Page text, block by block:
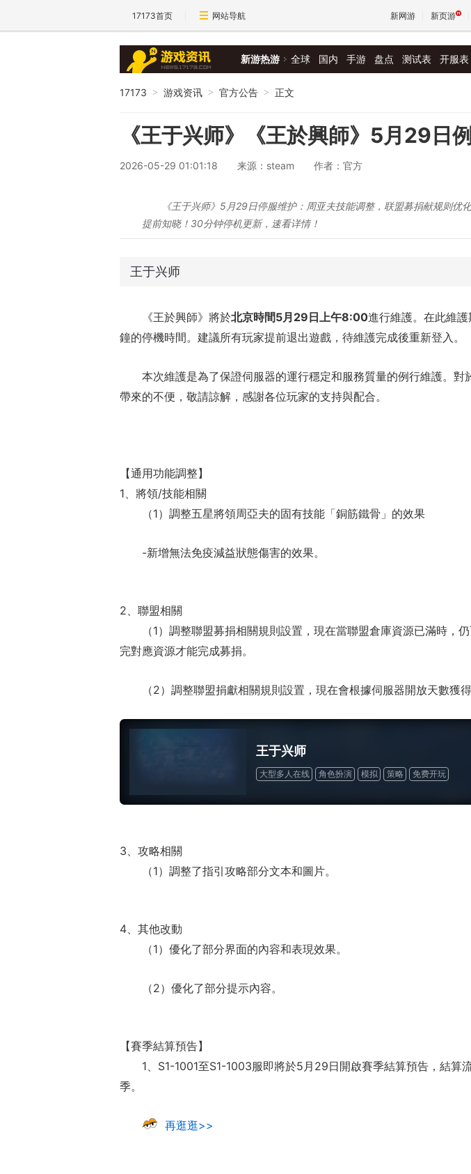
17173首页 网站导航 新网游 新页游
新游热游 全球 国内 手游 盘点 测试表 开服表
17173 > 游戏资讯 > 官方公告 > 正文
《王于兴师》《王於興師》5月29日
2026-05-29 01:01:18 来源：steam 作者：官方
《王于兴师》5月29日停服维护：周亚夫技能调整，联盟募捐献规则优
提前知晓！30分钟停机更新，速看详情！
王于兴师
《王於興師》將於北京時間5月29日上午8:00進行維護。在此維
鐘的停機時間。建議所有玩家提前退出遊戲，待維護完成後重新登入。
本次維護是為了保證伺服器的運行穩定和服務質量的例行維護。對
帶來的不便，敬請諒解，感謝各位玩家的支持與配合。
【通用功能調整】
1、將領/技能相關
（1）調整五星將領周亞夫的固有技能「銅筋鐵骨」的效果
-新增無法免疫減益狀態傷害的效果。
2、聯盟相關
（1）調整聯盟募捐相關規則設置，現在當聯盟倉庫資源已滿時，
完對應資源才能完成募捐。
（2）調整聯盟捐獻相關規則設置，現在會根據伺服器開放天數獲
王于兴师
大型多人在线 角色扮演 模拟 策略 免费开玩
3、攻略相關
（1）調整了指引攻略部分文本和圖片。
4、其他改動
（1）優化了部分界面的內容和表現效果。
（2）優化了部分提示內容。
【賽季結算預告】
1、S1-1001至S1-1003服即將於5月29日開啟賽季結算預告，結算
季。
再逛逛>>
正惊漫谈：从MU开始，为
什么网游翅膀成了"躲不掉
的刚需"？
一
的